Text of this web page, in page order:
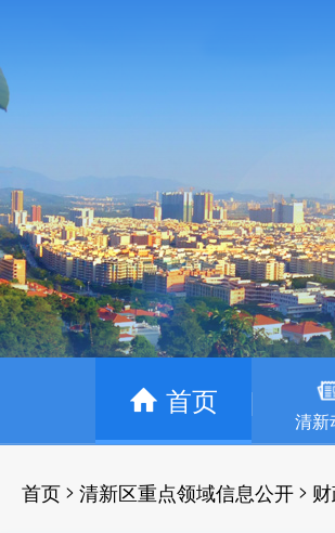
首页
清新
首页 > 清新区重点领域信息公开 >